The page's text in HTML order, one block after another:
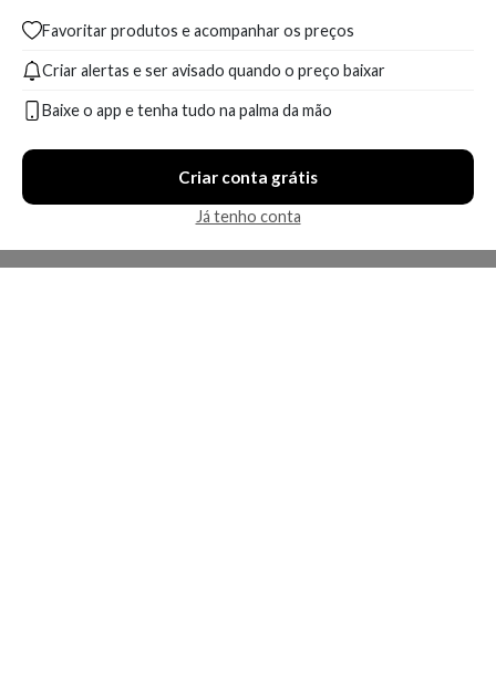
Favoritar produtos e acompanhar os preços
Criar alertas e ser avisado quando o preço baixar
Baixe o app e tenha tudo na palma da mão
Criar conta grátis
Já tenho conta